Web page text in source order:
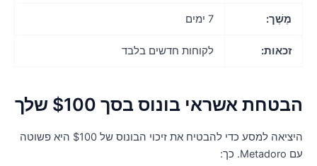
מֶשֶׁך:
זכאות: לקוחות חדשים בלבד
אשראי בונוס בסך $100 שלך
היציאה למסע כדי להבטיח את זיכוי הבונוס של $100 היא פשוטה